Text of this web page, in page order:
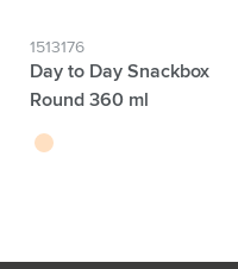
1513176
Day to Day Snackbox
Round 360 ml
beige